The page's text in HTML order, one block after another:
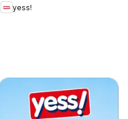
yess!